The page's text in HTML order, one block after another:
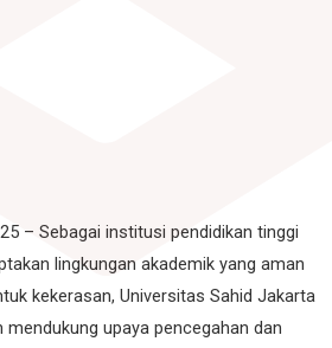
– Sebagai institusi pendidikan tinggi
lingkungan akademik yang aman
kekerasan, Universitas Sahid Jakarta
upaya pencegahan dan